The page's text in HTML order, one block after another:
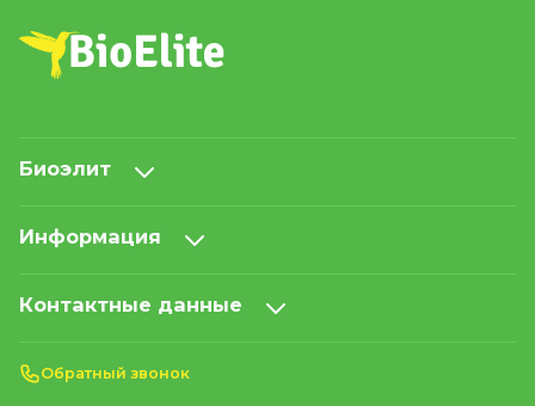
Биоэлит
Информация
Контактные данные
Обратный звонок